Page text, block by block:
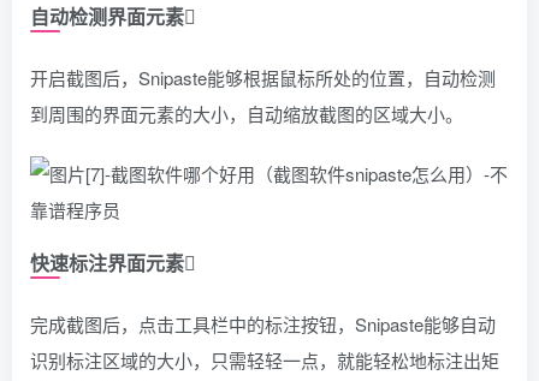
自动检测界面元素
开启截图后，Snipaste能够根据鼠标所处的位置，自动检测
到周围的界面元素的大小，自动缩放截图的区域大小。
快速标注界面元素
完成截图后，点击工具栏中的标注按钮，Snipaste能够自动
识别标注区域的大小，只需轻轻一点，就能轻松地标注出矩